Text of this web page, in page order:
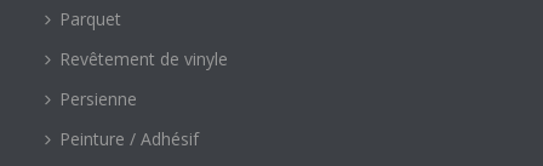
Parquet
Revêtement de vinyle
Persienne
Peinture / Adhésif